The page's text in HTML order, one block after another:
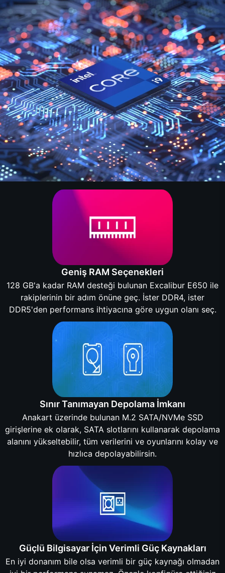
Geniş RAM Seçenekleri
128 GB'a kadar RAM desteği bulunan Excalibur E650 ile
rakiplerinin bir adım önüne geç. İster DDR4, ister
DDR5'den performans ihtiyacına göre uygun olanı seç.
Sınır Tanımayan Depolama İmkanı
Anakart üzerinde bulunan M.2 SATA/NVMe SSD
girişlerine ek olarak, SATA slotlarını kullanarak depolama
alanını yükseltebilir, tüm verilerini ve oyunlarını kolay ve
hızlıca depolayabilirsin.
Güçlü Bilgisayar İçin Verimli Güç Kaynakları
En iyi donanım bile olsa verimli bir güç kaynağı olmadan